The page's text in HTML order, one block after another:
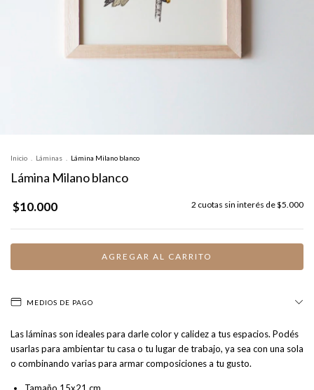
Inicio Láminas Lámina Milano blanco
Lámina Milano blanco
$10.000 2 cuotas sin interés de$5.000
MEDIOS DE PAGO
Las láminas son ideales para darle color y calidez a tus espacios. Podés
usarlas para ambientar tu casa o tu lugar de trabajo, ya sea con una sola
o combinando varias para armar composiciones a tu gusto.